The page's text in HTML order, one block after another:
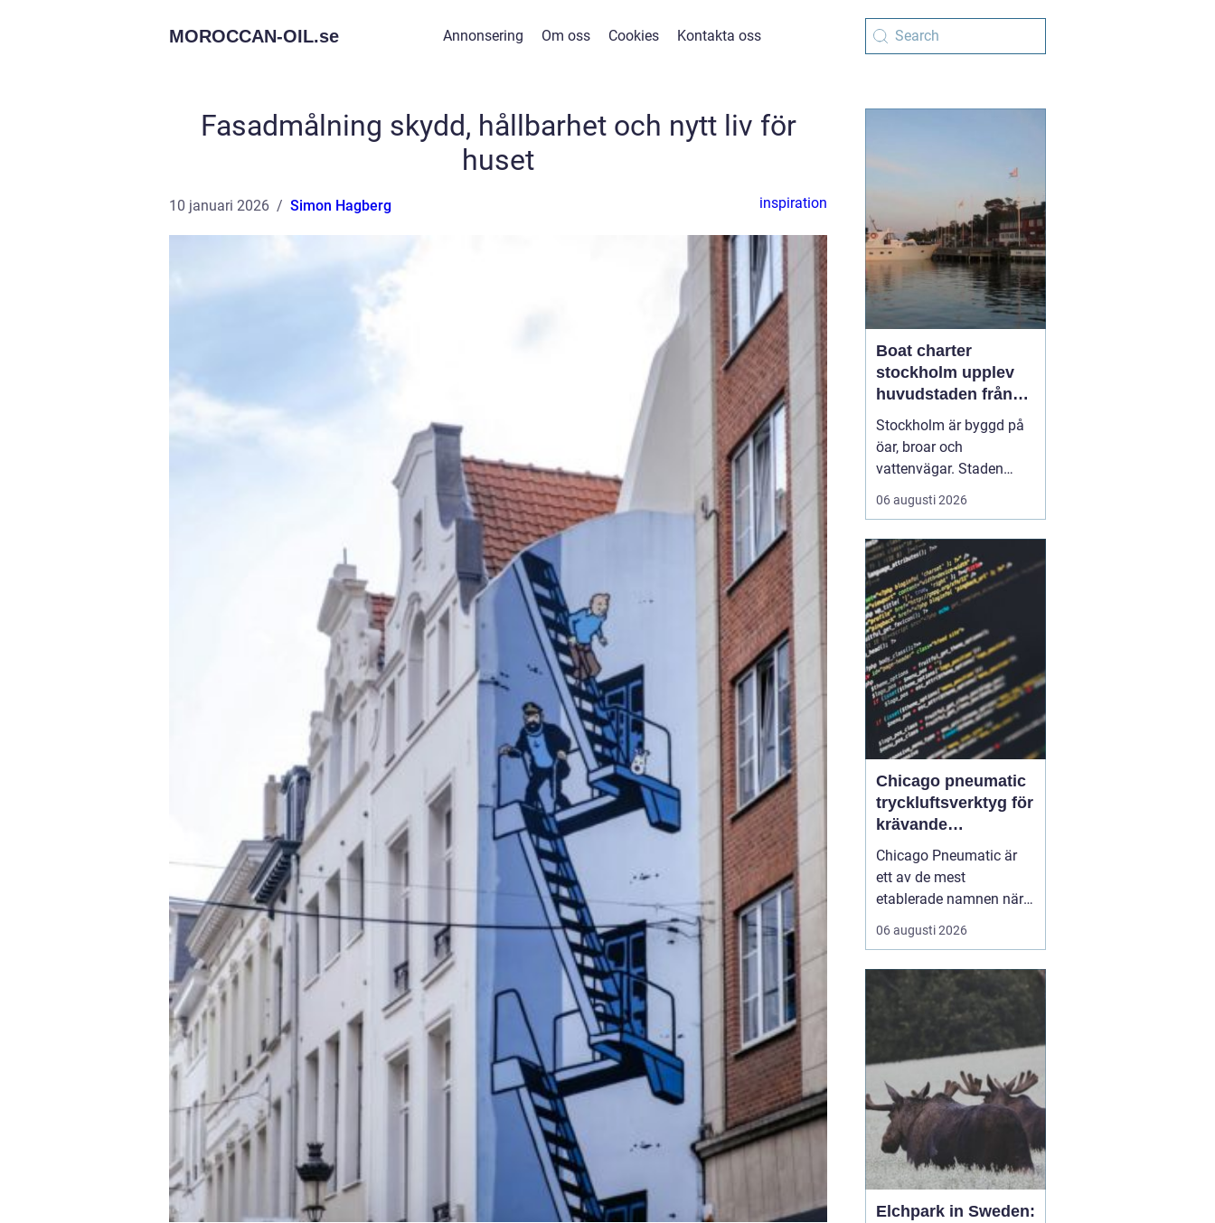
MOROCCAN-OIL.se Annonsering Om oss Cookies Kontakta oss
Fasadmålning skydd, hållbarhet och nytt liv för
huset
10 januari 2026 Simon Hagberg inspiration
Boat charter
stockholm upplev
huvudstaden från
vattnet
Stockholm är byggd på
öar, broar och
vattenvägar. Staden
visar sin bästa sida från
däck på en båt, när
siluett och det lugna
vattnet ramar in
upplevelsen.Med Boat
charter Stockhol...
06 augusti 2026
Chicago pneumatic
tryckluftsverktyg för
krävande
industriarbete
Chicago Pneumatic är
ett av de mest
etablerade namnen när
det gäller
tryckluftsdrivna verktyg
Varumärket förknippas
med robust konstruktion,
hög prestanda och lång
livslängd. För många
företag handlar valet av
verktyg inte ...
06 augusti 2026
Elchpark in Sweden: